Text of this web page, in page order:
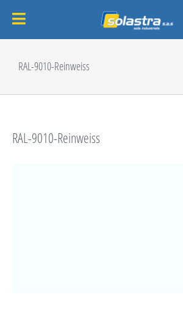
contenuRAL-9010-Reinweiss
RAL-9010-Reinweiss